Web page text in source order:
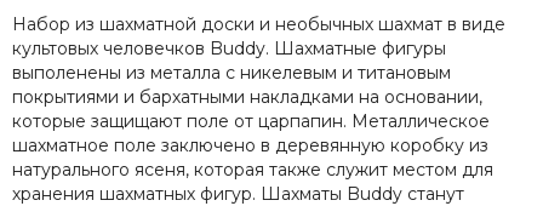
Набор из шахматной доски и необычных шахмат в виде
культовых человечков Buddy. Шахматные фигуры
выполенены из металла с никелевым и титановым
покрытиями и бархатными накладками на основании,
которые защищают поле от царпапин. Металлическое
шахматное поле заключено в деревянную коробку из
натурального ясеня, которая также служит местом для
хранения шахматных фигур. Шахматы Buddy станут